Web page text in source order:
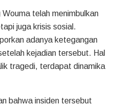
telah menimbulkan
juga krisis sosial.
adanya ketegangan
kejadian tersebut. Hal
tragedi, terdapat dinamika
bahwa insiden tersebut